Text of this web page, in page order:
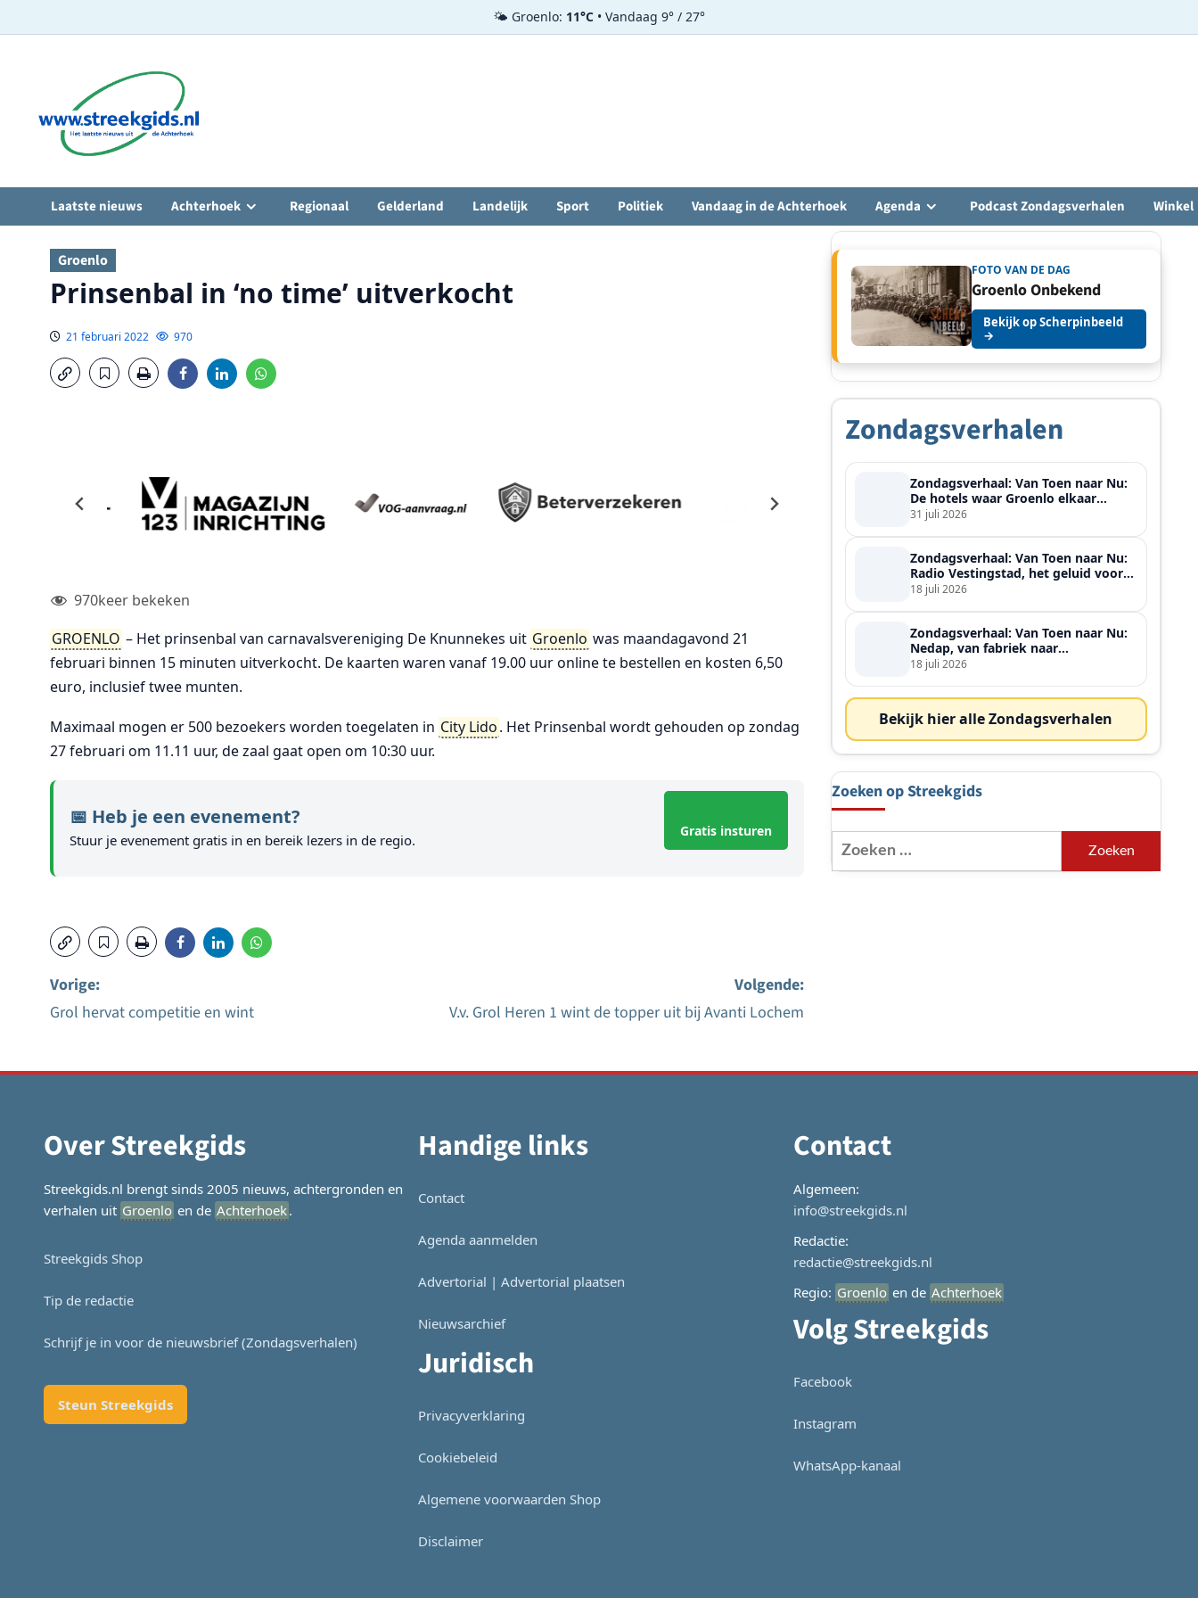
🌤️ Groenlo: 11°C • Vandaag 9° / 27°
inhoud
Laatste nieuws Achterhoek Regionaal Gelderland Landelijk Sport Politiek Vandaag in de Achterhoek Agenda Podcast Zondagsverhalen Winkel
Groenlo
Prinsenbal in ‘no time’ uitverkocht
21 februari 2022 970
970keer bekeken
GROENLO – Het prinsenbal van carnavalsvereniging De Knunnekes uit Groenlo was maandagavond 21
februari binnen 15 minuten uitverkocht. De kaarten waren vanaf 19.00 uur online te bestellen en kosten 6,50
euro, inclusief twee munten.
Maximaal mogen er 500 bezoekers worden toegelaten in City Lido. Het Prinsenbal wordt gehouden op zondag
27 februari om 11.11 uur, de zaal gaat open om 10:30 uur.
📅 Heb je een evenement?
Stuur je evenement gratis in en bereik lezers in de regio.
Gratis insturen
navigatie
Vorige:
Grol hervat competitie en wint
Volgende:
V.v. Grol Heren 1 wint de topper uit bij Avanti Lochem
FOTO VAN DE DAG
Groenlo Onbekend
Bekijk op Scherpinbeeld
→
Zondagsverhalen
Zondagsverhaal: Van Toen naar Nu:
De hotels waar Groenlo elkaar
ontmoette
31 juli 2026
Zondagsverhaal: Van Toen naar Nu:
Radio Vestingstad, het geluid voor
heel de streek
18 juli 2026
Zondagsverhaal: Van Toen naar Nu:
Nedap, van fabriek naar
wereldspeler
18 juli 2026
Bekijk hier alle Zondagsverhalen
Zoeken op Streekgids
Zoeken
naar:
Over Streekgids
Streekgids.nl brengt sinds 2005 nieuws, achtergronden en
verhalen uit Groenlo en de Achterhoek.
Streekgids Shop
Tip de redactie
Schrijf je in voor de nieuwsbrief (Zondagsverhalen)
Steun Streekgids
Handige links
Contact
Agenda aanmelden
Advertorial | Advertorial plaatsen
Nieuwsarchief
Juridisch
Privacyverklaring
Cookiebeleid
Algemene voorwaarden Shop
Disclaimer
Contact
Algemeen:
info@streekgids.nl
Redactie:
redactie@streekgids.nl
Regio: Groenlo en de Achterhoek
Volg Streekgids
Facebook
Instagram
WhatsApp-kanaal